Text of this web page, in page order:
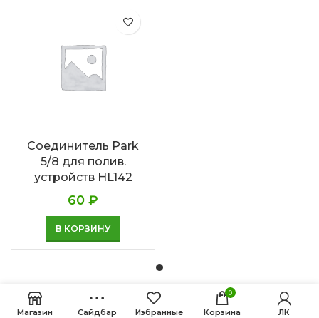
Соединитель Park
5/8 для полив.
устройств HL142
60 ₽
В КОРЗИНУ
Магазин Сайдбар Избранные
0
Корзина ЛК